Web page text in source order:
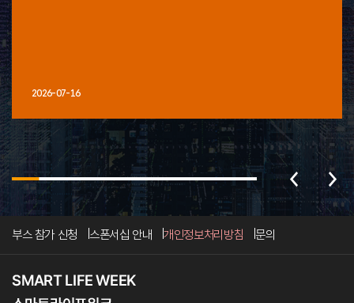
2026-07-16
부스 참가 신청 스폰서십 안내 개인정보처리방침 문의